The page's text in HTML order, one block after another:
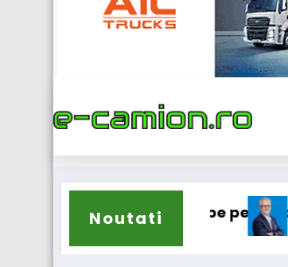
Noutati
camioane
Lars Ljungström a fost numit